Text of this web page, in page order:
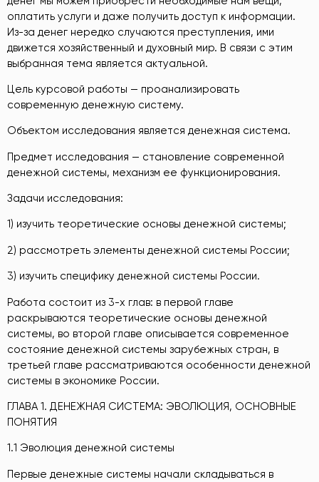
оплатить услуги и даже получить доступ к информации.
Из-за денег нередко случаются преступления, ими
движется хозяйственный и духовный мир. В связи с этим
выбранная тема является актуальной.
Цель курсовой работы — проанализировать
современную денежную систему.
Объектом исследования является денежная система.
Предмет исследования — становление современной
денежной системы, механизм ее функционирования.
Задачи исследования:
1) изучить теоретические основы денежной системы;
2) рассмотреть элементы денежной системы России;
3) изучить специфику денежной системы России.
Работа состоит из 3-х глав: в первой главе
раскрываются теоретические основы денежной
системы, во второй главе описывается современное
состояние денежной системы зарубежных стран, в
третьей главе рассматриваются особенности денежной
системы в экономике России.
ГЛАВА 1. ДЕНЕЖНАЯ СИСТЕМА: ЭВОЛЮЦИЯ, ОСНОВНЫЕ
ПОНЯТИЯ
1.1 Эволюция денежной системы
Первые денежные системы начали складываться в